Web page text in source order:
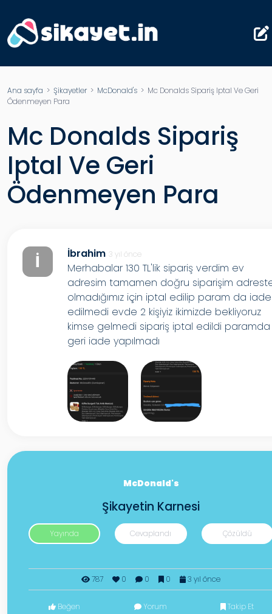
Ana sayfa > Şikayetler> McDonald's > Mc Donalds Sipariş Iptal Ve Geri
Ödenmeyen Para
Mc Donalds Sipariş
Iptal Ve Geri
Ödenmeyen Para
İ İbrahim 3 yıl önce
Merhabalar 130 TL'lik sipariş verdim ev
adresim tamamen doğru siparişim
olmadığımız için iptal edilip param da iade
edilmedi evde 2 kişiyiz ikimizde bekliyoruz
kimse gelmedi sipariş iptal edildi paramda
geri iade yapılmadı
McDonald's
Şikayetin Karnesi
Yayında Cevaplandı Çözüldü
787 0 0 0 3 yıl önce
Beğen Yorum Takip Et